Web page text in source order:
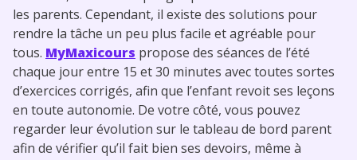
les parents. Cependant, il existe des solutions pour
rendre la tâche un peu plus facile et agréable pour
tous. MyMaxicours propose des séances de l’été
chaque jour entre 15 et 30 minutes avec toutes sortes
d’exercices corrigés, afin que l’enfant revoit ses leçons
en toute autonomie. De votre côté, vous pouvez
regarder leur évolution sur le tableau de bord parent
afin de vérifier qu’il fait bien ses devoirs, même à